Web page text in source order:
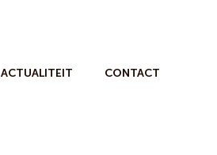
ACTUALITEIT CONTACT